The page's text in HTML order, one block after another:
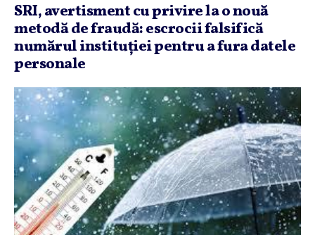
SRI, avertisment cu privire la o nouă
metodă de fraudă: escrocii falsifică
numărul instituţiei pentru a fura datele
personale